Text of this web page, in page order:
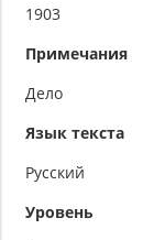
1903
Примечания
Дело
Язык текста
Русский
Уровень